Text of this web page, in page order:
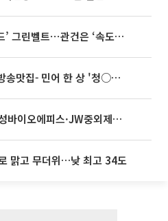
대규모 공급 ‘최후 카드’ 그린벨트⋯관건은 ‘속도’ [주택공급 승부수의 조건]
'2TV 생생정보' 오늘방송맛집- 민어 한 상 '청○○○' vs 전복 한 상 '명○'
[오늘의 주요공시] 삼성바이오에피스·JW중외제약·한미반도체·SK바이오사이언스 등
맑고 무더위…낮 최고 34도